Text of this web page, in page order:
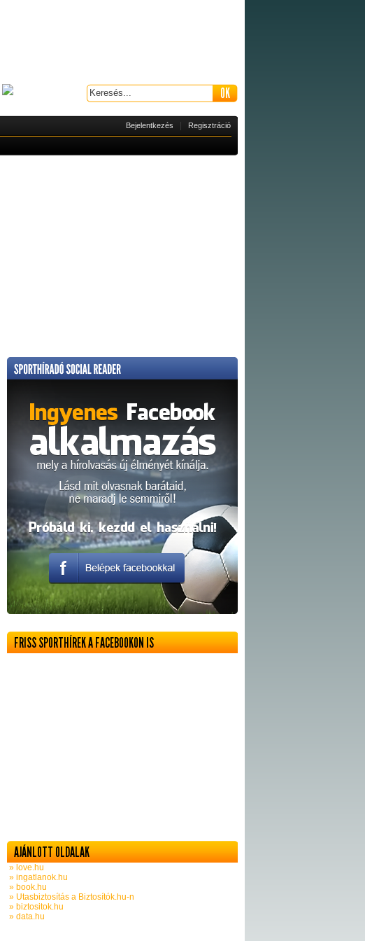
Bejelentkezés Regisztráció
FRISS SPORTHÍREK A FACEBOOKON IS
AJÁNLOTT OLDALAK
» love.hu
» ingatlanok.hu
» book.hu
» Utasbiztosítás a Biztosítók.hu-n
» biztositok.hu
» data.hu